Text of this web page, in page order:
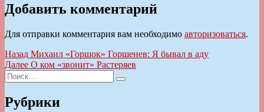
Добавить комментарий
Для отправки комментария вам необходимо авторизоваться.
Навигация
по
записям
Назад Предыдущая
запись:
Михаил «Горшок» Горшенев: Я бывал в аду
Далее Следующая
О ком «звонит» Растеряев
Искать:
Поиск
Рубрики